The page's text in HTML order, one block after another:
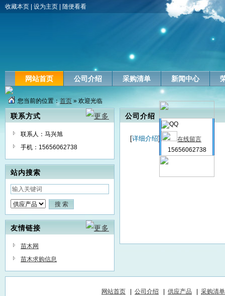
收藏本页 设为主页 随便看看
网站首页 公司介绍 采购清单 新闻中心
您当前的位置：首页 » 欢迎光临
联系方式
联系人：马兴旭
手机：15656062738
站内搜索
友情链接
苗木网
苗木求购信息
公司介绍
[详细介绍]
在线留言
15656062738
网站首页 公司介绍 供应产品
采购清单